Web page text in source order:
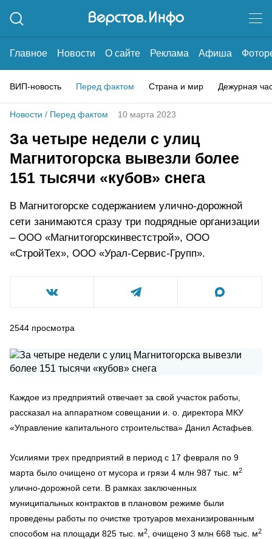
Главное Новости О сайте Реклама Афиша
ВИП-новость Перед фактом Страна и мир Дежурная
Новости / Перед фактом 10 марта 2023
За четыре недели с улиц
Магнитогорска вывезли более
151 тысячи «кубов» снега
В Магнитогорске содержанием улично-дорожной
сети занимаются сразу три подрядные организации
– ООО «Магнитогорскинвестстрой», ООО
«СтройТех», ООО «Урал-Сервис-Групп».
2544 просмотра
Каждое из предприятий отвечает за свой участок работы,
рассказал на аппаратном совещании и. о. директора МКУ
«Управление капитального строительства» Данил Астафьев.
Усилиями трех предприятий в период с 17 февраля по 9
марта было очищено от мусора и грязи 4 млн 987 тыс. м2
улично-дорожной сети. В рамках заключенных
муниципальных контрактов в плановом режиме были
проведены работы по очистке тротуаров механизированным
способом на площади 825 тыс. м2 , очищено 3 млн 668 тыс. м2